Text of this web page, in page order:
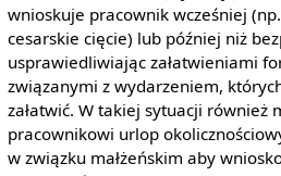
wnioskuje pracownik wcześniej
cesarskie cięcie) lub później niż
usprawiedliwiając załatwieniami
związanymi z wydarzeniem,
załatwić. W takiej sytuacji również
pracownikowi urlop
w związku małżeńskim aby